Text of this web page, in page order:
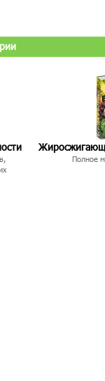
Полное
шанс!